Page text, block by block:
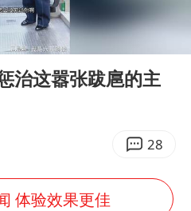
回应日本试射“战斧”导弹
国防部：中国军队坚决反制任何闹海挑衅图谋
03:22
治这嚣张跋扈的主
28
体验效果更佳